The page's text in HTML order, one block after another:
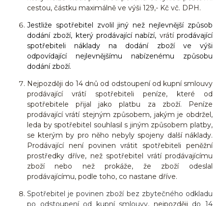
cestou, částku maximálně ve výši 129,- Kč vč. DPH.
Jestliže spotřebitel zvolil jiný než nejlevnější způsob
dodání zboží, který prodávající nabízí, vrátíprodávající
spotřebiteli náklady na dodání zboží ve výši
odpovídající nejlevnějšímu nabízenému způsobu
dodání zboží.
Nejpozději do 14 dnů od odstoupení od kupní smlouvy
prodávající vrátí spotřebiteli peníze, které od
spotřebitele přijal jako platbu za zboží. Peníze
prodávající vrátí stejným způsobem, jakým je obdržel,
leda by spotřebitel souhlasil s jiným způsobem platby,
se kterým by pro něho nebyly spojeny další náklady.
Prodávající není povinen vrátit spotřebiteli peněžní
prostředky dříve, než spotřebitel vrátí prodávajícímu
zboží nebo než prokáže, že zboží odeslal
prodávajícímu, podle toho, co nastane dříve.
Spotřebitel je povinen zboží bez zbytečného odkladu
po odstoupení od kupní smlouvy, nejpozději do 14